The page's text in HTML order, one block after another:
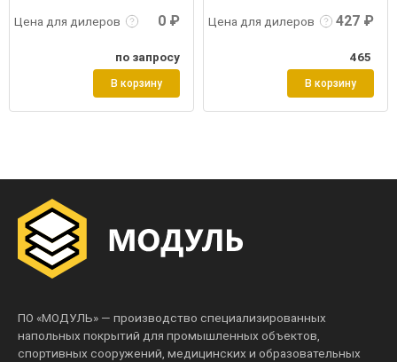
Цена для дилеров 0 ₽
по запросу
В корзину
Цена для дилеров 427 ₽
465
В корзину
ПО «МОДУЛЬ» — производство специализированных
напольных покрытий для промышленных объектов,
спортивных сооружений, медицинских и образовательных